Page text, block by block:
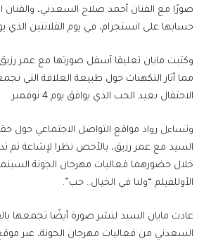
صورًا مع الفنان أحمد صلاح السعدني، والفنان
حسابها على انستجرام، في يوم الفلانتين الذي يوافق 4
وكتبت مايان تعليقا أسفل صورتها مع عمر
مما أثار التكهنات حول طبيعة العلاقة التي
الاحتفال بعيد الحب الذي يوافق يوم 4 نوفمبر.
وتساءل رواد مواقع التواصل الاجتماعي حول
السيد مع عمر رزيق، بالأخص نظرا لإشاعة تم
خلال حضورهما فعاليات مهرجان الجونة
الأوللفيلم “ولنا في الخيال.. حب”.
عادت مايان السيد لنشر صورة أيضًا تجمعها
السعدني من فعاليات مهرجان الجونة، عبر